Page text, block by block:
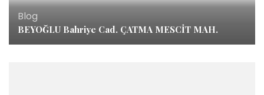
Blog
BEYOĞLU Bahriye Cad. ÇATMA MESCİT MAH.